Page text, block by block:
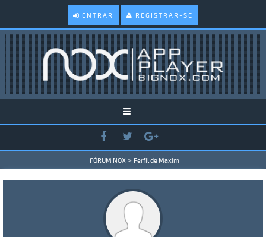
ENTRAR REGISTRAR-SE
FÓRUM NOX > Perfil de Maxim